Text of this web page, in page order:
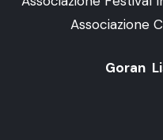
Associazione
Goran